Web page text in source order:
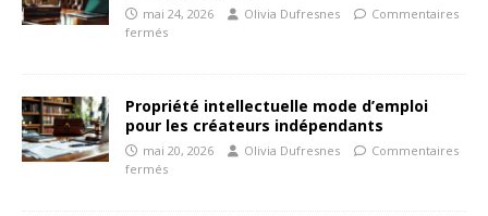
mai 24, 2026 Olivia Dufresnes
Commentaires
fermés
Propriété intellectuelle mode d’emploi
pour les créateurs indépendants
mai 20, 2026 Olivia Dufresnes
Commentaires
fermés